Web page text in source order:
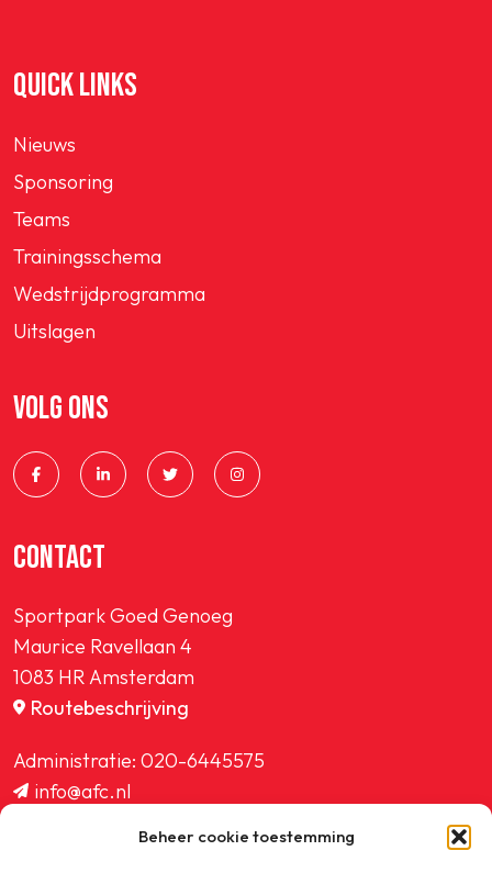
Beheer cookie toestemming
QUICK LINKS
Nieuws
Sponsoring
Teams
Trainingsschema
Wedstrijdprogramma
Uitslagen
VOLG ONS
CONTACT
Sportpark Goed Genoeg
Maurice Ravellaan 4
1083 HR Amsterdam
Routebeschrijving
Administratie: 020-6445575
info@afc.nl